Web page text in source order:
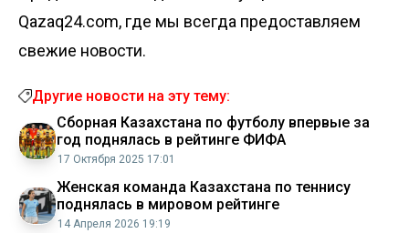
Qazaq24.com, где мы всегда предоставляем
свежие новости.
Другие новости на эту тему:
Сборная Казахстана по футболу впервые за
год поднялась в рейтинге ФИФА
17 Октября 2025 17:01
Женская команда Казахстана по теннису
поднялась в мировом рейтинге
14 Апреля 2026 19:19